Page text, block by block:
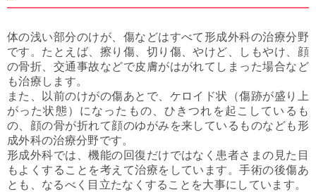
体の浅い部分のけが、傷などはすべて形成外科の治療分野
です。たとえば、擦り傷、切り傷、やけど、しもやけ、顔
の骨折、交通事故などで皮膚がはがれてしまった場合など
も治療します。
また、以前のけがの傷あとで、ケロイド状（傷跡が盛り上
がった状態）になったもの、ひきつれを起こしているも
の、顔の骨が折れて顔のゆがみを来しているものなども形
成外科の治療分野です。
形成外科では、機能の回復だけではなく患者さまの見た目
もよくすることを考えて治療をしています。手術の後傷あ
とも、なるべく目立たなくすることを大事にしています。